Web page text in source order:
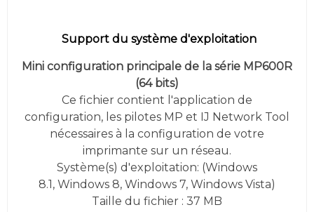
Support du système d'exploitation
Mini configuration principale de la série MP600R
(64 bits)
Ce fichier contient l'application de
configuration, les pilotes MP et IJ Network Tool
nécessaires à la configuration de votre
imprimante sur un réseau.
Système(s) d'exploitation: (Windows
8.1, Windows 8, Windows 7, Windows Vista)
Taille du fichier : 37 MB